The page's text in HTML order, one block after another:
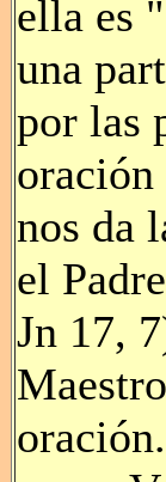
ella es
una
por las
nos da
el
Jn 17,